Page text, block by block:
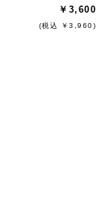
￥3,600
(税込 ￥3,960)